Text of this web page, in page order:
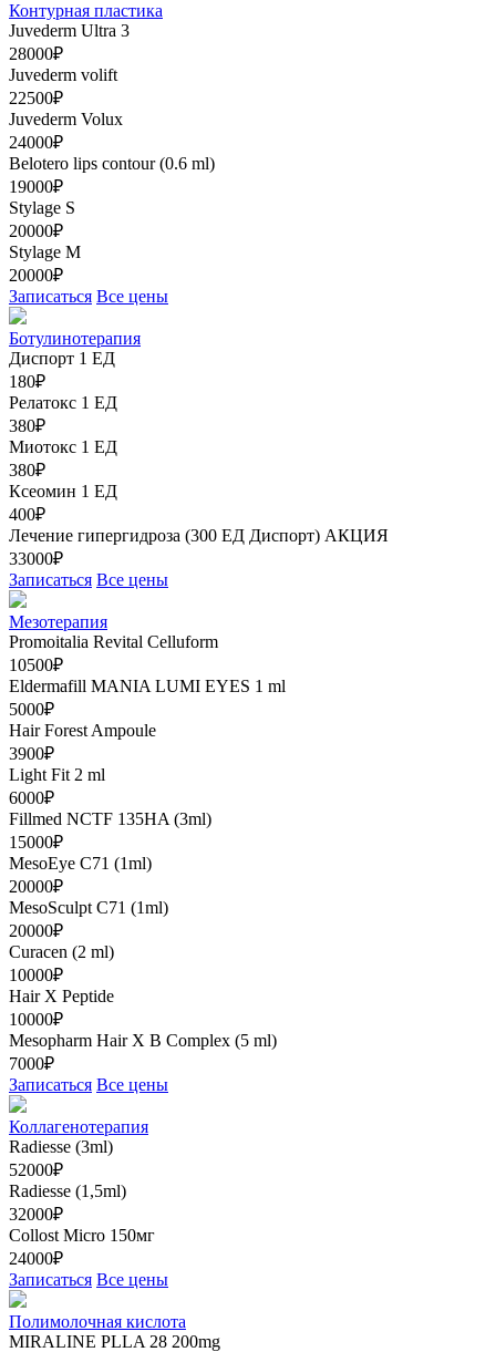
Контурная пластика
Juvederm Ultra 3
28000₽
Juvederm volift
22500₽
Juvederm Volux
24000₽
Belotero lips contour (0.6 ml)
19000₽
Stylage S
20000₽
Stylage M
20000₽
Записаться Все цены
Ботулинотерапия
Диспорт 1 ЕД
180₽
Релатокс 1 ЕД
380₽
Миотокс 1 ЕД
380₽
Ксеомин 1 ЕД
400₽
Лечение гипергидроза (300 ЕД Диспорт) АКЦИЯ
33000₽
Записаться Все цены
Мезотерапия
Promoitalia Revital Celluform
10500₽
Eldermafill MANIA LUMI EYES 1 ml
5000₽
Hair Forest Ampoule
3900₽
Light Fit 2 ml
6000₽
Fillmed NCTF 135HA (3ml)
15000₽
MesoEye C71 (1ml)
20000₽
MesoSculpt C71 (1ml)
20000₽
Curacen (2 ml)
10000₽
Hair X Peptide
10000₽
Mesopharm Hair X В Complex (5 ml)
7000₽
Записаться Все цены
Коллагенотерапия
Radiesse (3ml)
52000₽
Radiesse (1,5ml)
32000₽
Collost Micro 150мг
24000₽
Записаться Все цены
Полимолочная кислота
MIRALINE PLLA 28 200mg